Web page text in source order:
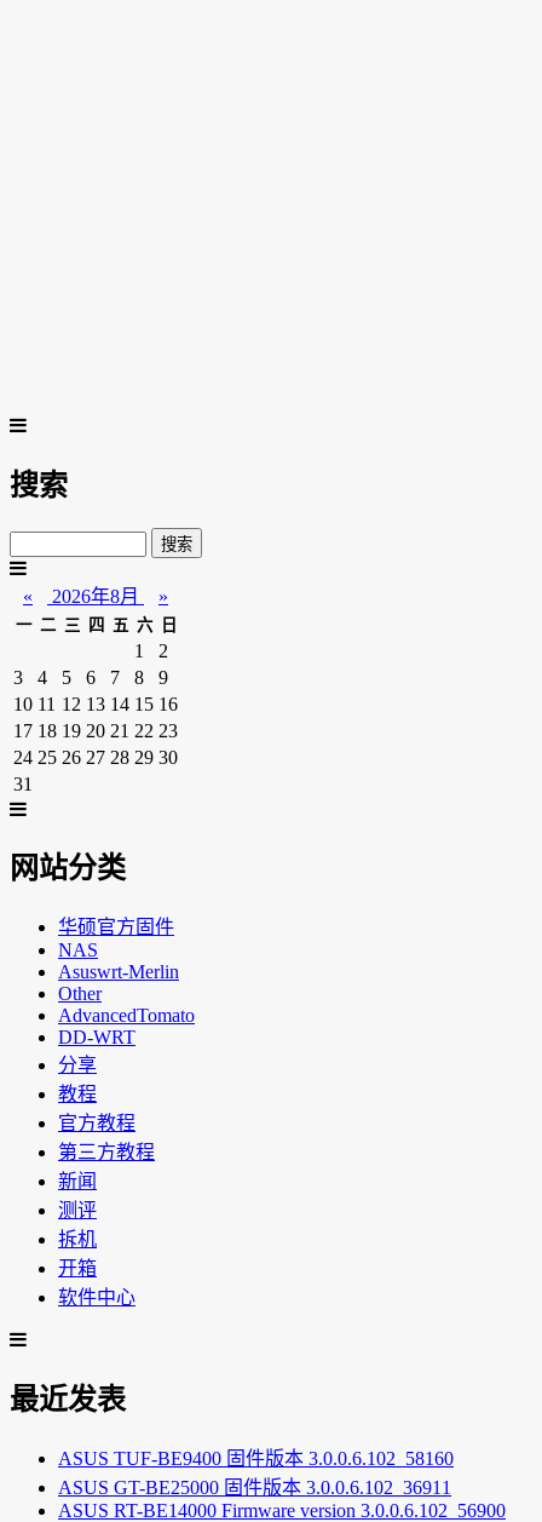
搜索
« 2026年8月 »
一 二 三 四 五 六 日
1
2
3
4 5 6 7 8
9
10 11 12 13 14 15 16
17 18 19 20 21 22 23
24 25 26 27 28 29 30
31
网站分类
华硕官方固件
NAS
Asuswrt-Merlin
Other
AdvancedTomato
DD-WRT
分享
教程
官方教程
第三方教程
新闻
测评
拆机
开箱
软件中心
最近发表
ASUS TUF-BE9400 固件版本 3.0.0.6.102_58160
ASUS GT-BE25000 固件版本 3.0.0.6.102_36911
ASUS RT-BE14000 Firmware version 3.0.0.6.102_56900